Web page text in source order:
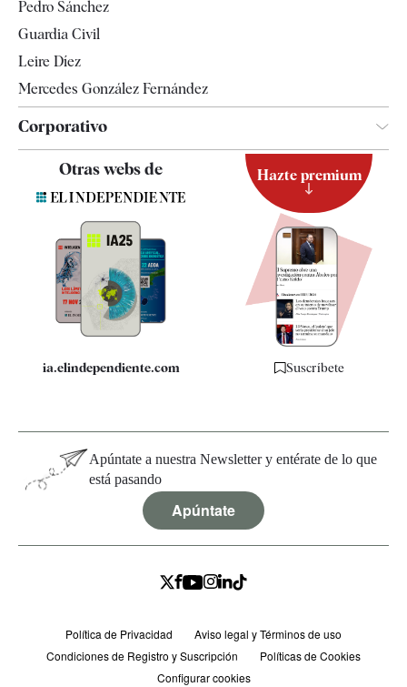
Pedro Sánchez
Guardia Civil
Leire Díez
Mercedes González Fernández
Corporativo
Contacto
Quiénes somos
Especificaciones
Otras webs de
ia.elindependiente.com
Hazte premium
Suscríbete
Apúntate a nuestra Newsletter y entérate de lo que
está pasando
Apúntate
Política de Privacidad
Aviso legal y Términos de uso
Condiciones de Registro y Suscripción
Políticas de Cookies
Configurar cookies